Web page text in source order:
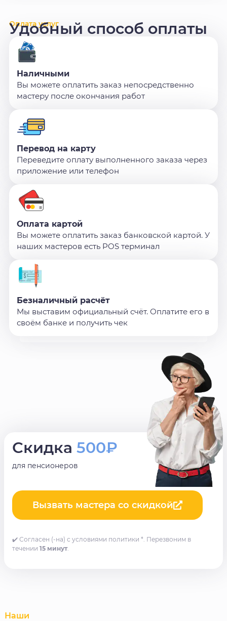
Оплата услуг
Удобный способ оплаты
Наличными
Вы можете оплатить заказ непосредственно
мастеру после окончания работ
Перевод на карту
Переведите оплату выполненного заказа через
приложение или телефон
Оплата картой
Вы можете оплатить заказ банковской картой. У
наших мастеров есть POS терминал
Безналичный расчёт
Мы выставим официальный счёт. Оплатите его в
своём банке и получить чек
Скидка 500₽
для пенсионеров
Вызвать мастера со скидкой
✔️ Согласен (-на) с условиями политики *. Перезвоним в
течении 15 минут.
Наши